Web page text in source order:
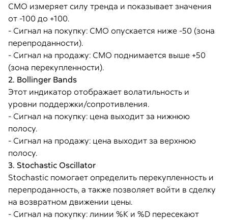
CMO измеряет силу тренда и показывает значения
от -100 до +100.
- Сигнал на покупку: CMO опускается ниже -50 (зона
перепроданности).
- Сигнал на продажу: CMO поднимается выше +50
(зона перекупленности).
2. Bollinger Bands
Этот индикатор отображает волатильность и
уровни поддержки/сопротивления.
- Сигнал на покупку: цена выходит за нижнюю
полосу.
- Сигнал на продажу: цена выходит за верхнюю
полосу.
3. Stochastic Oscillator
Stochastic помогает определить перекупленность и
перепроданность, а также позволяет войти в сделку
на возвратном движении цены.
- Сигнал на покупку: линии %K и %D пересекают